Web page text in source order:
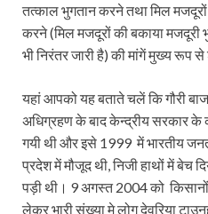
तत्काल भुगतान करने तथा मिल
करने (मिल मजदूरों की बकाया
भी निरंतर जारी है) की मांगें मुख्य रूप से
यहां आपको यह बताते चलें कि गौरी
अधिग्रहण के बाद केन्द्रीय सरकार के
गयी थी और इसे 1999 में भारतीय
प्रदेश में मौजूद थी, निजी हाथों में बेच
पड़ी थी। 9 अगस्त 2004 को
लेकर भारी संख्या मे लोग देवरिया